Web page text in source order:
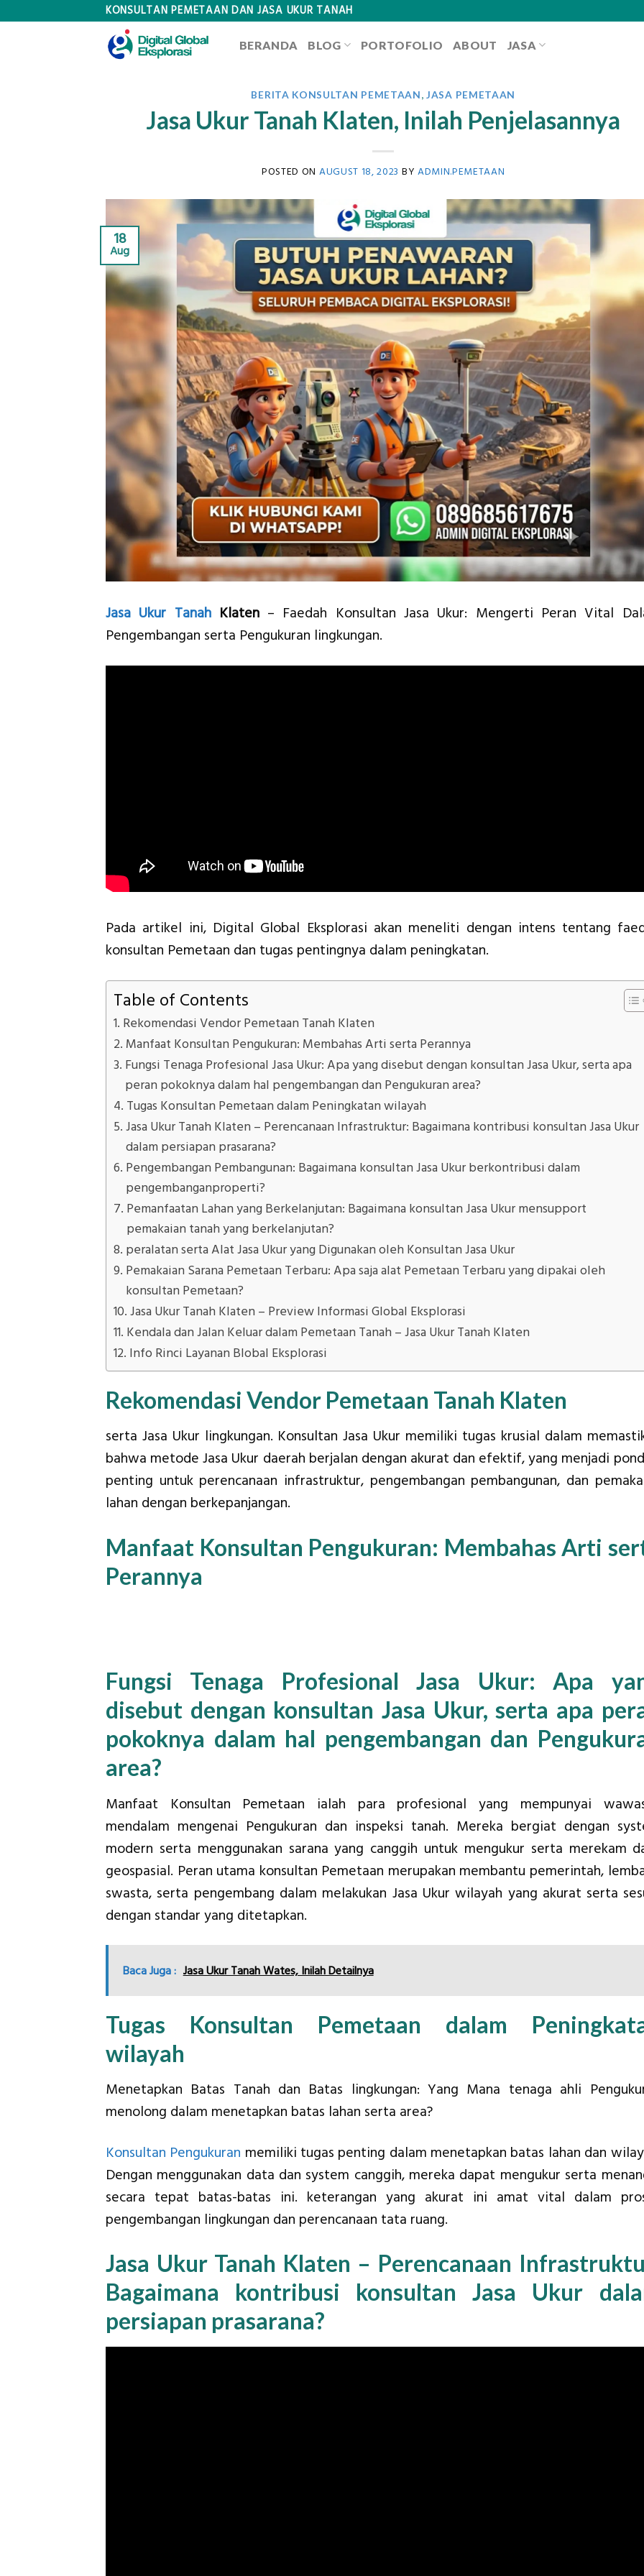
KONSULTAN PEMETAAN DAN JASA UKUR TANAH
BERANDA BLOG PORTOFOLIO ABOUT JASA
BERITA KONSULTAN PEMETAAN,JASA PEMETAAN
Jasa Ukur Tanah Klaten, Inilah Penjelasannya
POSTED ON AUGUST 18, 2023 BY ADMIN.PEMETAAN
18
Aug
Jasa Ukur TanahKlaten– Faedah Konsultan Jasa Ukur: Mengerti Peran Vital
Pengembangan serta Pengukuran lingkungan.
Pada artikel ini, Digital Global Eksplorasi akan meneliti dengan intens tentang
konsultan Pemetaan dan tugas pentingnya dalam peningkatan.
Table of Contents
Rekomendasi Vendor Pemetaan Tanah Klaten
Manfaat Konsultan Pengukuran: Membahas Arti serta Perannya
Fungsi Tenaga Profesional Jasa Ukur: Apa yang disebut dengan konsultan Jasa Ukur, serta apa
peran pokoknya dalam hal pengembangan dan Pengukuran area?
Tugas Konsultan Pemetaan dalam Peningkatan wilayah
Jasa Ukur Tanah Klaten – Perencanaan Infrastruktur: Bagaimana kontribusi konsultan Jasa Ukur
dalam persiapan prasarana?
Pengembangan Pembangunan: Bagaimana konsultan Jasa Ukur berkontribusi dalam
pengembanganproperti?
Pemanfaatan Lahan yang Berkelanjutan: Bagaimana konsultan Jasa Ukur mensupport
pemakaian tanah yang berkelanjutan?
peralatan serta Alat Jasa Ukur yang Digunakan oleh Konsultan Jasa Ukur
Pemakaian Sarana Pemetaan Terbaru: Apa saja alat Pemetaan Terbaru yang dipakai oleh
konsultan Pemetaan?
Jasa Ukur Tanah Klaten – Preview Informasi Global Eksplorasi
Kendala dan Jalan Keluar dalam Pemetaan Tanah – Jasa Ukur Tanah Klaten
Info Rinci Layanan Blobal Eksplorasi
Rekomendasi Vendor Pemetaan Tanah Klaten
serta Jasa Ukur lingkungan. Konsultan Jasa Ukur memiliki tugas krusial dalam
bahwa metode Jasa Ukur daerah berjalan dengan akurat dan efektif, yang menjadi
penting untuk perencanaan infrastruktur, pengembangan pembangunan, dan
lahan dengan berkepanjangan.
Manfaat Konsultan Pengukuran: Membahas Arti
Perannya
Fungsi Tenaga Profesional Jasa Ukur: Apa
disebut dengan konsultan Jasa Ukur, serta apa
pokoknya dalam hal pengembangan dan
area?
Manfaat Konsultan Pemetaan ialah para profesional yang mempunyai
mendalam mengenai Pengukuran dan inspeksi tanah. Mereka bergiat dengan
modern serta menggunakan sarana yang canggih untuk mengukur serta merekam
geospasial. Peran utama konsultan Pemetaan merupakan membantu pemerintah,
swasta, serta pengembang dalam melakukan Jasa Ukur wilayah yang akurat serta
dengan standar yang ditetapkan.
Baca Juga : Jasa Ukur Tanah Wates, Inilah Detailnya
Tugas Konsultan Pemetaan dalam
wilayah
Menetapkan Batas Tanah dan Batas lingkungan: Yang Mana tenaga ahli
menolong dalam menetapkan batas lahan serta area?
Konsultan Pengukuran memiliki tugas penting dalam menetapkan batas lahan dan
Dengan menggunakan data dan system canggih, mereka dapat mengukur serta
secara tepat batas-batas ini. keterangan yang akurat ini amat vital dalam
pengembangan lingkungan dan perencanaan tata ruang.
Jasa Ukur Tanah Klaten – Perencanaan
Bagaimana kontribusi konsultan Jasa Ukur
persiapan prasarana?